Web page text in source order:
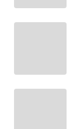
WN
BABEL